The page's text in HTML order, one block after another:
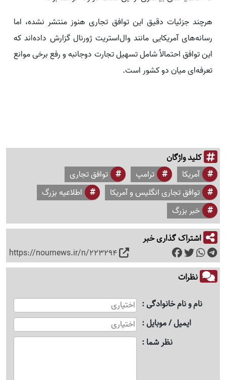
هرچند جزئیات دقیق این توافق تجاری هنوز منتشر نشده، اما
رسانه‌های آمریکایی مانند وال‌استریت ژورنال گزارش داده‌اند که
این توافق احتمالاً شامل تسهیل تجارت دوجانبه و رفع برخی موانع
تعرفه‌ای میان دو کشور است.
کلید واژگان
آمریکا ترامپ
توافق تجاری
توافق تجاری انگلیس و آمریکا
اطلاعیه بزرگ
خبر بزرگ
اشتراک گذاری خبر
https://nournews.ir/n/223294
نظرات
نام و نام خانوادگی
ایمیل / موبایل
نظر شما